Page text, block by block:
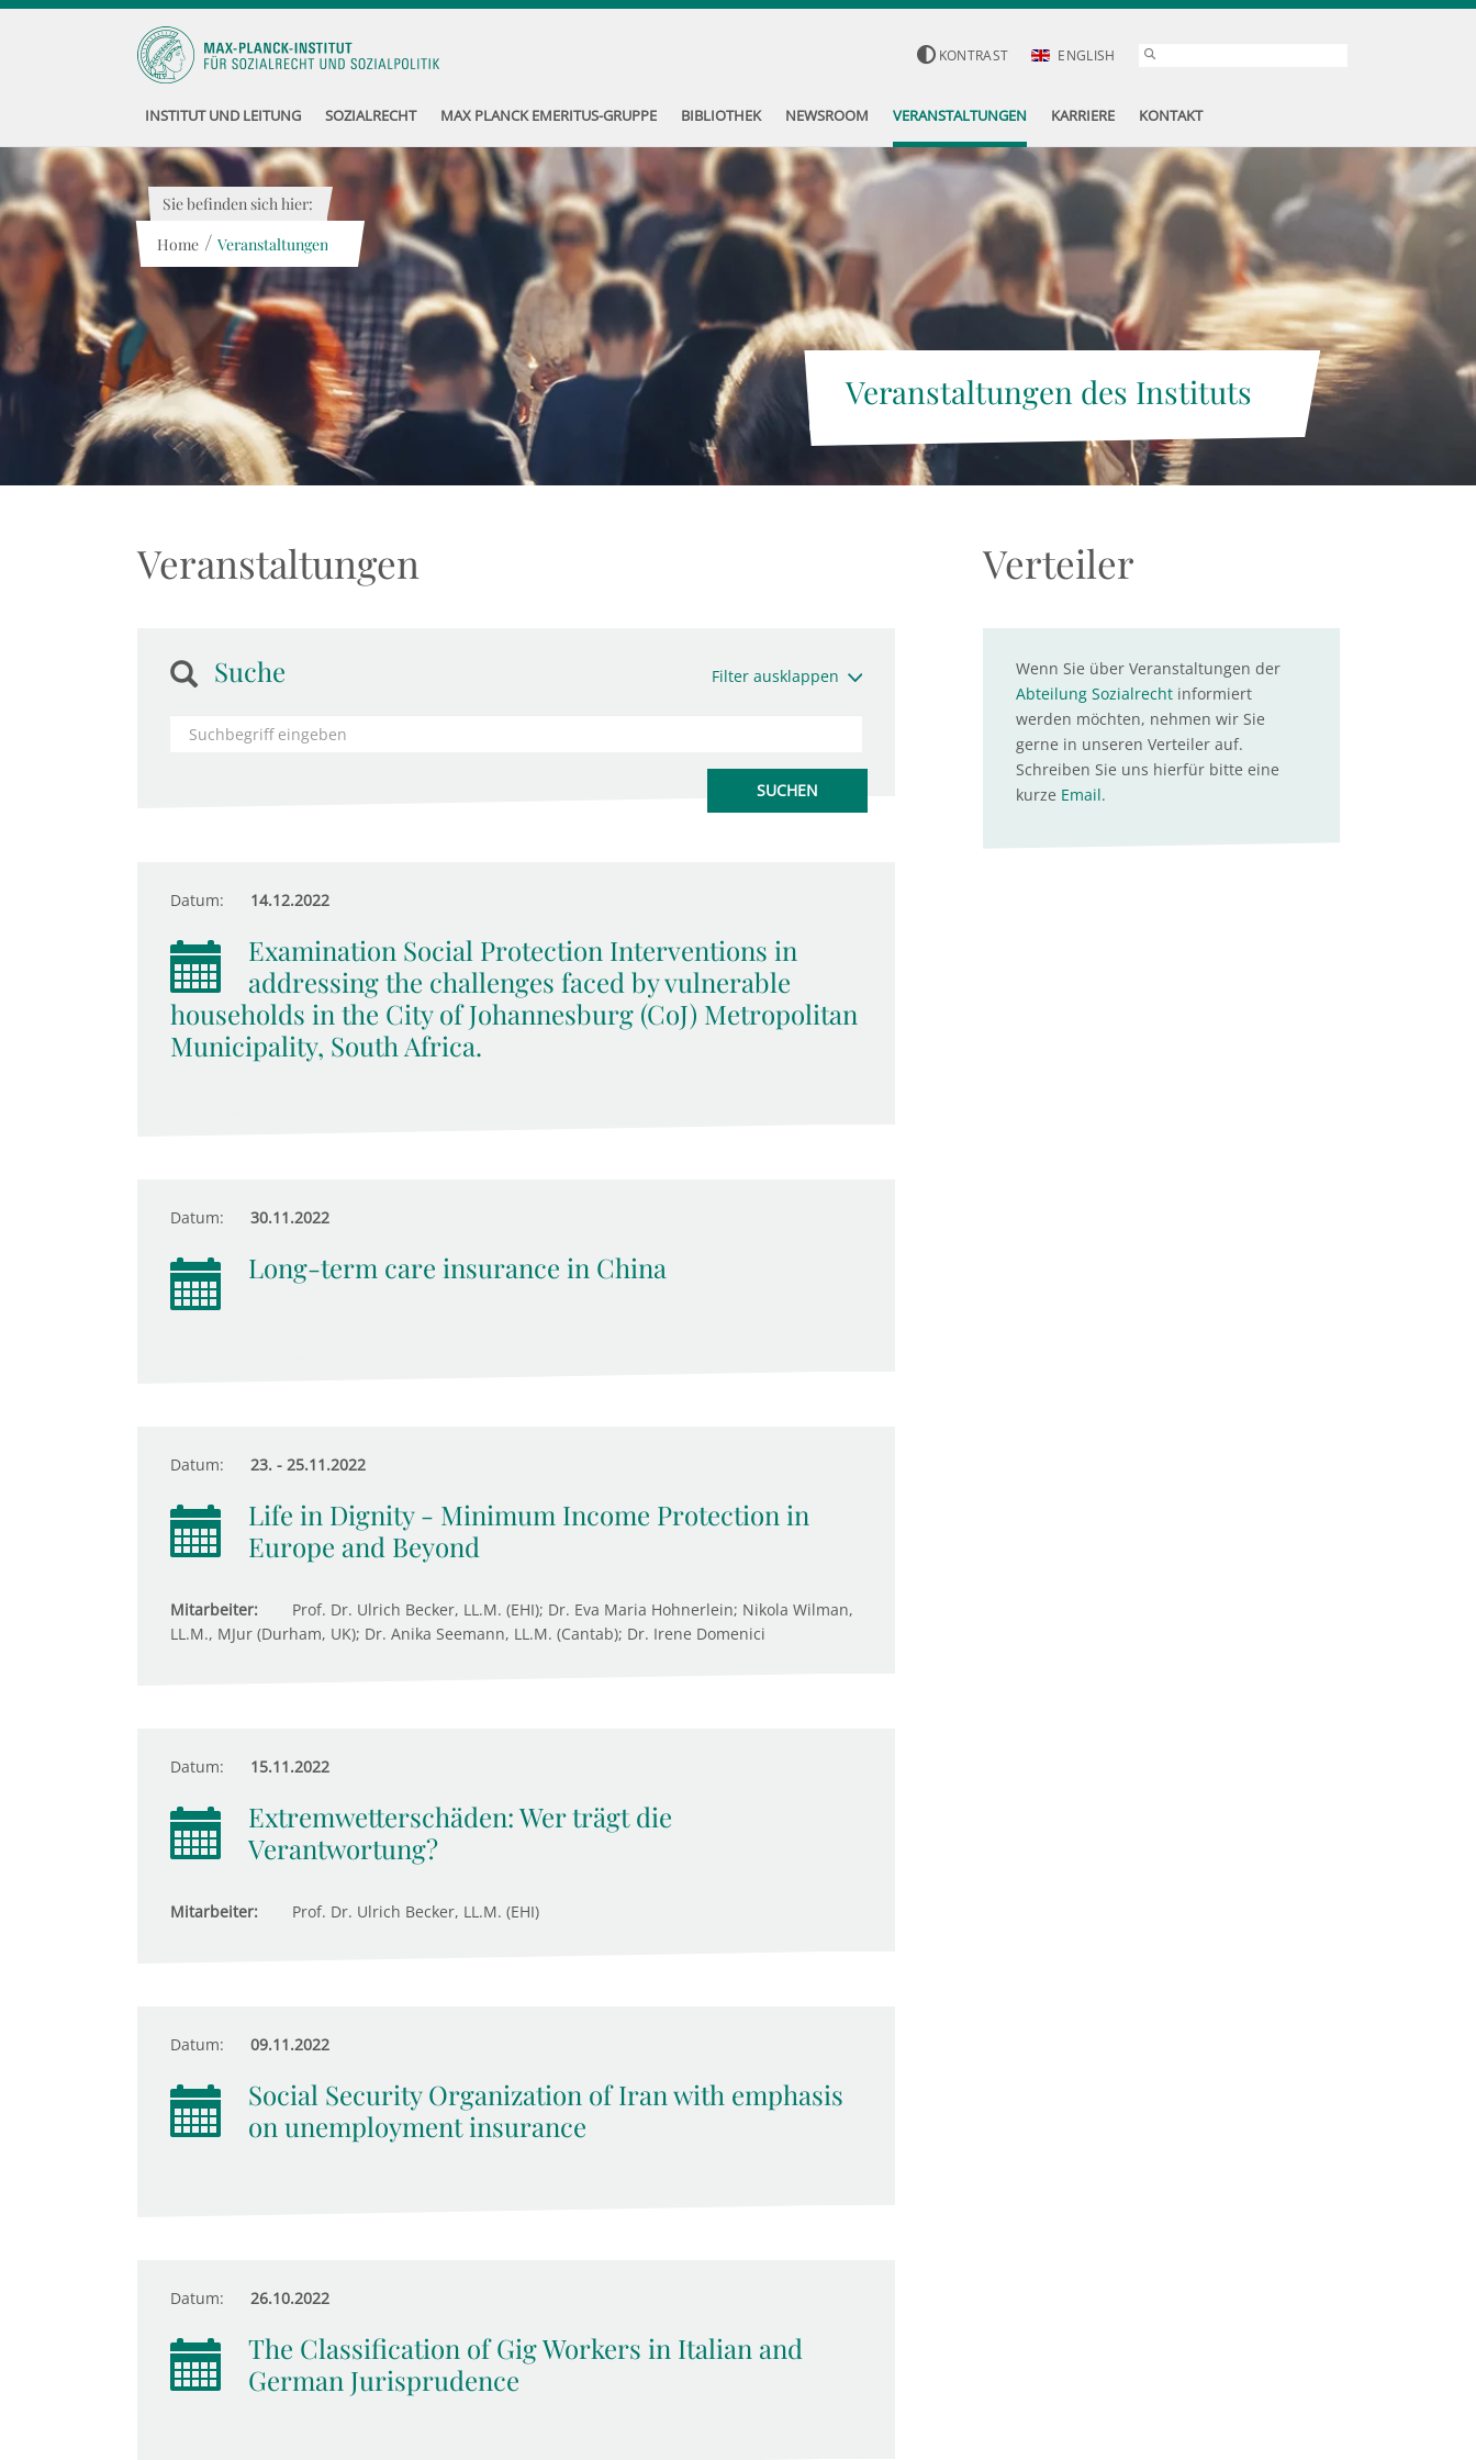
KONTRAST ENGLISH
INSTITUT UND LEITUNG SOZIALRECHT MAX PLANCK EMERITUS-GRUPPE BIBLIOTHEK NEWSROOM VERANSTALTUNGEN KARRIERE KONTAKT
Veranstaltungen des Instituts
Sie befinden sich hier:
Home / Veranstaltungen
Veranstaltungen
Suche Filter ausklappen
Datum: 14.12.2022
Examination Social Protection Interventions in
addressing the challenges faced by vulnerable
households in the City of Johannesburg (CoJ) Metropolitan
Municipality, South Africa.
Datum: 30.11.2022
Long-term care insurance in China
Datum: 23. - 25.11.2022
Life in Dignity - Minimum Income Protection in
Europe and Beyond
Mitarbeiter:
Prof. Dr. Ulrich Becker, LL.M. (EHI); Dr. Eva Maria Hohnerlein; Nikola Wilman,
LL.M., MJur (Durham, UK); Dr. Anika Seemann, LL.M. (Cantab); Dr. Irene Domenici
Datum: 15.11.2022
Extremwetterschäden: Wer trägt die
Verantwortung?
Mitarbeiter: Prof. Dr. Ulrich Becker, LL.M. (EHI)
Datum: 09.11.2022
Social Security Organization of Iran with emphasis
on unemployment insurance
Datum: 26.10.2022
The Classification of Gig Workers in Italian and
German Jurisprudence
Verteiler
Wenn Sie über Veranstaltungen der
Abteilung Sozialrechtinformiert
werden möchten, nehmen wir Sie
gerne in unseren Verteiler auf.
Schreiben Sie uns hierfür bitte eine
kurze Email.